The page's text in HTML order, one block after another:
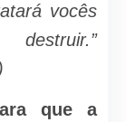
vocês
que a